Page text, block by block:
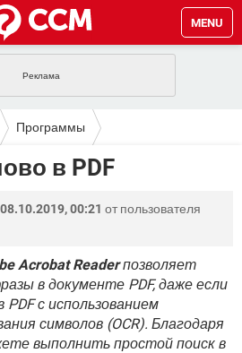
MENU
FACEBOOK
WINDOWS 10
TELEGRAM
INSTAGRAM
ИГРЫ
GOOGLE
ВКОНТАКТЕ
INSTAGRAM
ИГРЫ
ВКОНТАКТЕ
TELEGRAM
INSTAGRAM
ИГРЫ
Программы
PDF в PDF
08.10.2019, 00:21 от пользователя
Acrobat Readerпозволяет
в документе PDF, даже если
с использованием
символов (OCR). Благодаря
выполнить простой поиск в